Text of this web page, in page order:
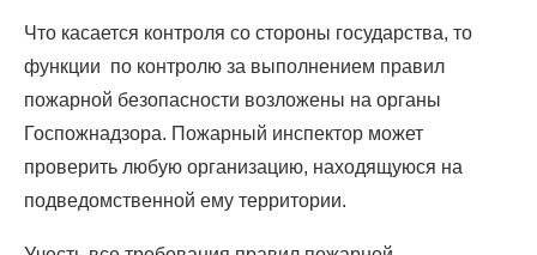
Что касается контроля со стороны государства, то
функции по контролю за выполнением правил
пожарной безопасности возложены на органы
Госпожнадзора. Пожарный инспектор может
проверить любую организацию, находящуюся на
подведомственной ему территории.